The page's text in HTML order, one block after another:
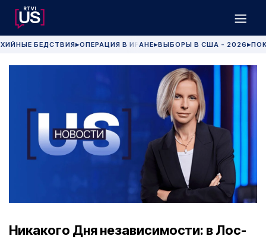
БЕДСТВИЯ▶ОПЕРАЦИЯ В ИРАНЕ▶ВЫБОРЫ В США - 2026 ▶
Никакого Дня независимости: в Лос-